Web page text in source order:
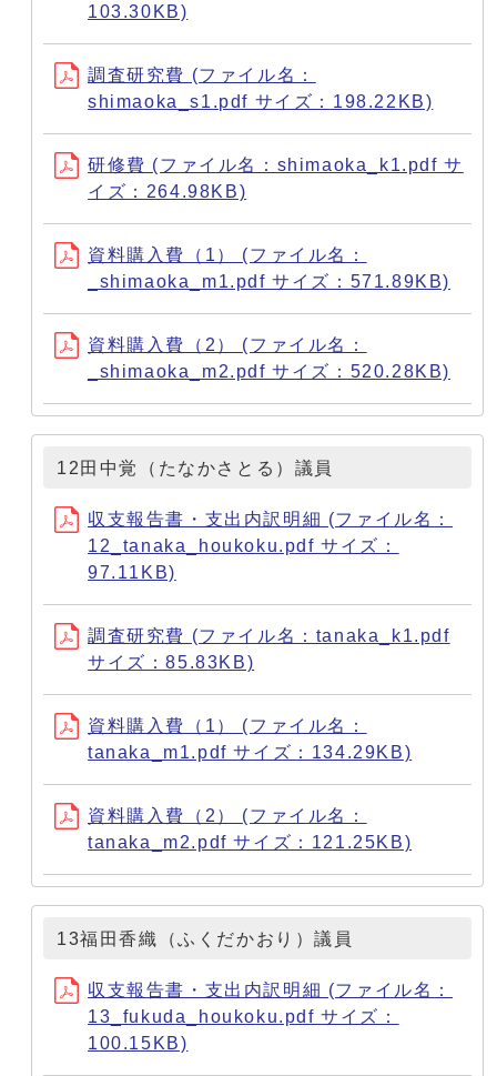
103.30KB)
調査研究費 (ファイル名：
shimaoka_s1.pdf サイズ：198.22KB)
研修費 (ファイル名：shimaoka_k1.pdf サ
イズ：264.98KB)
資料購入費（1） (ファイル名：
_shimaoka_m1.pdf サイズ：571.89KB)
資料購入費（2） (ファイル名：
_shimaoka_m2.pdf サイズ：520.28KB)
12田中覚（たなかさとる）議員
収支報告書・支出内訳明細 (ファイル名：
12_tanaka_houkoku.pdf サイズ：
97.11KB)
調査研究費 (ファイル名：tanaka_k1.pdf
サイズ：85.83KB)
資料購入費（1） (ファイル名：
tanaka_m1.pdf サイズ：134.29KB)
資料購入費（2） (ファイル名：
tanaka_m2.pdf サイズ：121.25KB)
13福田香織（ふくだかおり）議員
収支報告書・支出内訳明細 (ファイル名：
13_fukuda_houkoku.pdf サイズ：
100.15KB)